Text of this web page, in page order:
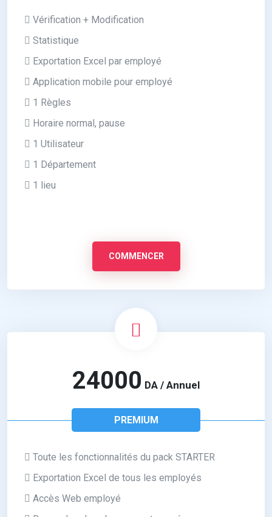
Vérification + Modification
Statistique
Exportation Excel par employé
Application mobile pour employé
1 Règles
Horaire normal, pause
1 Utilisateur
1 Département
1 lieu
COMMENCER
24000 DA / Annuel
PREMIUM
Toute les fonctionnalités du pack STARTER
Exportation Excel de tous les employés
Accès Web employé